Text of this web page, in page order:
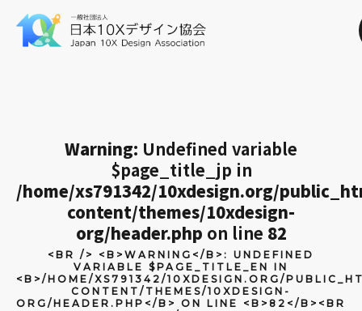
Warning: Undefined variable
$page_title_jp in
/home/xs791342/10xdesign.org/
content/themes/10xdesign-
org/header.php on line 82